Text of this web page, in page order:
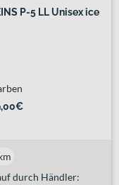
P-5 LL Unisex ice
durch Händler: